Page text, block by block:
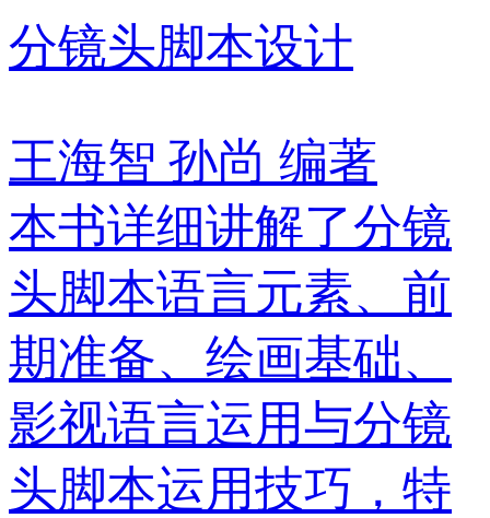
分镜头脚本设计
王海智 孙尚 编著
本书详细讲解了分镜
头脚本语言元素、前
期准备、绘画基础、
影视语言运用与分镜
头脚本运用技巧，特